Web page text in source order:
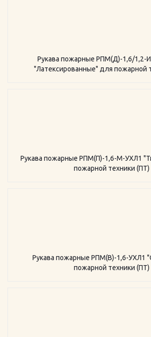
Рукава пожарные РПМ(Д)-1,6/1,2-
"Латексированные" для пожарной
Рукава пожарные РПМ(П)-1,6-М-УХЛ1
пожарной техники (ПТ)
Рукава пожарные РПМ(В)-1,6-УХЛ1
пожарной техники (ПТ)